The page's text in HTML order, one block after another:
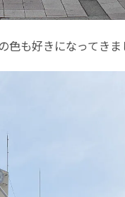
色も好きになってき